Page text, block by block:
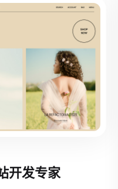
开发专家